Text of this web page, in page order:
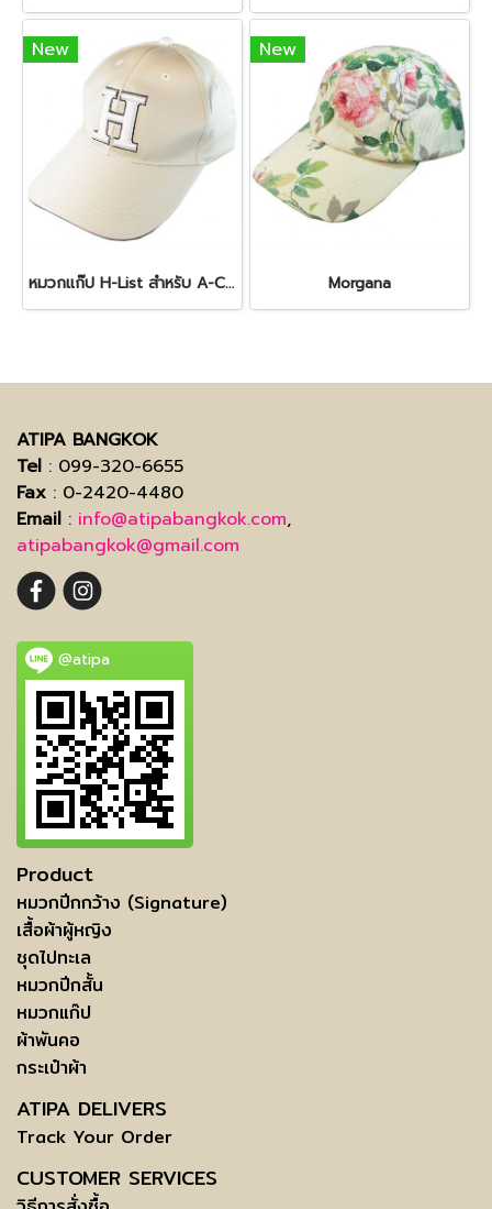
New
หมวกแก๊ป H-List สำหรับ A-Class Lifestyle
New
Morgana
ATIPA BANGKOK
Tel : 099-320-6655
Fax : 0-2420-4480
Email : info@atipabangkok.com,
atipabangkok@gmail.com
@atipa
Product
หมวกปีกกว้าง (Signature)
เสื้อผ้าผู้หญิง
ชุดไปทะเล
หมวกปีกสั้น
หมวกแก๊ป
ผ้าพันคอ
กระเป๋าผ้า
ATIPA DELIVERS
Track Your Order
CUSTOMER SERVICES